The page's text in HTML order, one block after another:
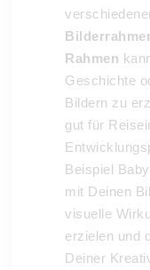
Rahmen
Geschichte
Bildern zu
gut für
Beispiel
mit Deinen
visuelle
erzielen und
Deiner